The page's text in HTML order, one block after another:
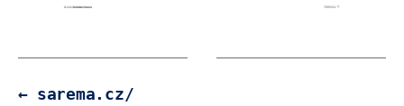
← sarema.cz/